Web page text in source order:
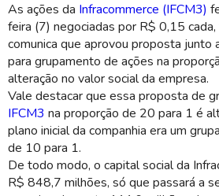
As ações da Infracommerce (IFCM3)
feira (7) negociadas por R$ 0,15
comunica que aprovou proposta junto
para grupamento de ações na
alteração no valor social da empresa.
Vale destacar que essa proposta de
IFCM3 na proporção de 20 para 1 é
plano inicial da companhia era um
de 10 para 1.
De todo modo, o capital social da
R$ 848,7 milhões, só que passará a